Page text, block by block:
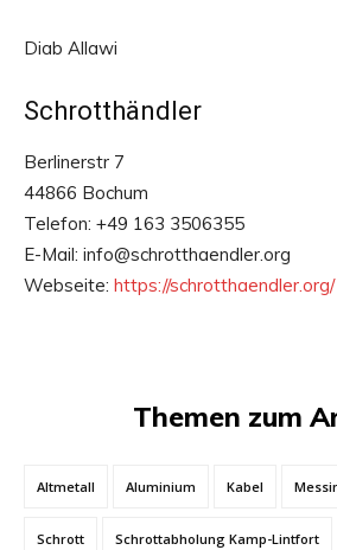
Diab Allawi
Schrotthändler
Berlinerstr 7
44866 Bochum
Telefon: +49 163 3506355
E-Mail: info@schrotthaendler.org
Webseite: https://schrotthaendler.org/
Themen zum
Altmetall Aluminium Kabel
Schrott Schrottabholung Kamp-Lintfort